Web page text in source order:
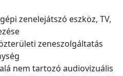
zenelejátszó eszköz, TV,
zeneszolgáltatás
nem tartozó audiovizuális